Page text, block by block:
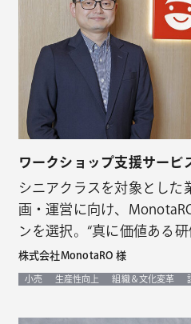
ワークショップ支援サービ
シニアクラスを対象とした
画・運営に向け、
ンを選択。“真に価値ある
が効果を実感
株式会社MonotaRO 様
小売 生産性向上 組織＆文化変革